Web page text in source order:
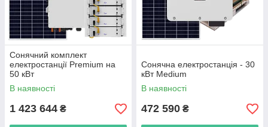
з нами!
Сонячний комплект
електростанції Premium на
50 кВт
В наявності
1 423 644 ₴
Сонячна електростанція - 30
кВт Medium
В наявності
472 590 ₴